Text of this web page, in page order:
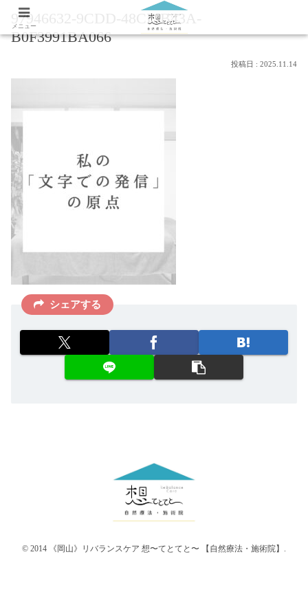
97946632-9CDD-48CE-B43A-
B0F3991BA066
2025.11.14
シェアする
© 2014 《岡山》リバランスケア 想〜てとてと〜 【自然療法・施術院】.
メニュー